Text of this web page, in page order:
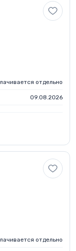
отдельно
09.08.2026
отдельно